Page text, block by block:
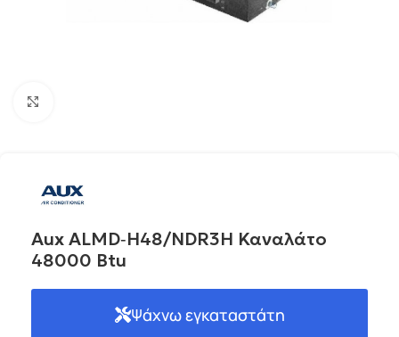
Aux ALMD‐H48/NDR3H Καναλάτο
48000 Btu
Ψάχνω εγκαταστάτη